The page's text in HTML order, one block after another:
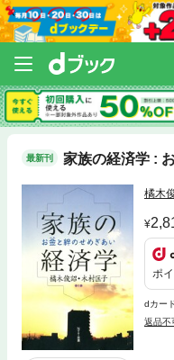
最新刊 家族の経済学 :
橘木
ポ
dカー
返品不